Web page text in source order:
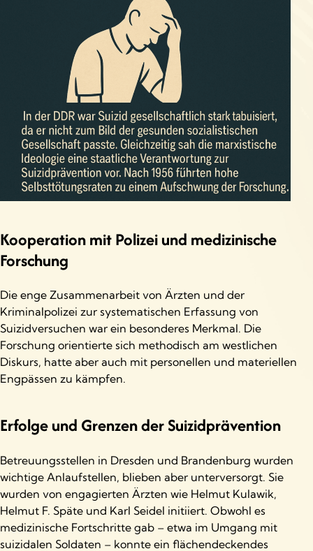
Kooperation mit Polizei und medizinische
Forschung
Die enge Zusammenarbeit von Ärzten und der
Kriminalpolizei zur systematischen Erfassung von
Suizidversuchen war ein besonderes Merkmal. Die
Forschung orientierte sich methodisch am westlichen
Diskurs, hatte aber auch mit personellen und materiellen
Engpässen zu kämpfen.
Erfolge und Grenzen der Suizidprävention
Betreuungsstellen in Dresden und Brandenburg wurden
wichtige Anlaufstellen, blieben aber unterversorgt. Sie
wurden von engagierten Ärzten wie Helmut Kulawik,
Helmut F. Späte und Karl Seidel initiiert. Obwohl es
medizinische Fortschritte gab – etwa im Umgang mit
suizidalen Soldaten – konnte ein flächendeckendes